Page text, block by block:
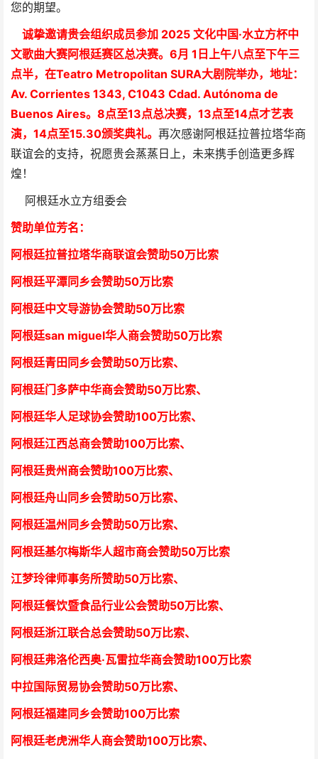
您的期望。
诚挚邀请贵会组织成员参加 2025 文化中国·水立方杯中
文歌曲大赛阿根廷赛区总决赛。6月 1日上午八点至下午三
点半，在Teatro Metropolitan SURA大剧院举办，地址：
Av. Corrientes 1343, C1043 Cdad. Autónoma de
Buenos Aires。8点至13点总决赛， 13点至14点才艺表
演， 14点至15.30颁奖典礼。 再次感谢阿根廷拉普拉塔华商
联谊会的支持，祝愿贵会蒸蒸日上，未来携手创造更多辉
煌！
阿根廷水立方组委会
赞助单位芳名：
阿根廷拉普拉塔华商联谊会赞助50万比索
阿根廷平潭同乡会赞助50万比索
阿根廷中文导游协会赞助50万比索
阿根廷san miguel华人商会赞助50万比索
阿根廷青田同乡会赞助50万比索、
阿根廷门多萨中华商会赞助50万比索、
阿根廷华人足球协会赞助100万比索、
阿根廷江西总商会赞助100万比索、
阿根廷贵州商会赞助100万比索、
阿根廷舟山同乡会赞助50万比索、
阿根廷温州同乡会赞助50万比索、
阿根廷基尔梅斯华人超市商会赞助50万比索
江梦玲律师事务所赞助50万比索、
阿根廷餐饮暨食品行业公会赞助50万比索、
阿根廷浙江联合总会赞助50万比索、
阿根廷弗洛伦西奥·瓦雷拉华商会赞助100万比索
中拉国际贸易协会赞助50万比索、
阿根廷福建同乡会赞助100万比索
阿根廷老虎洲华人商会赞助100万比索、